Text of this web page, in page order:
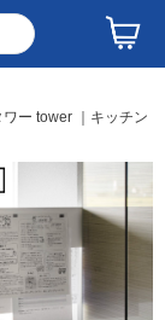
ー tower ｜キッチン